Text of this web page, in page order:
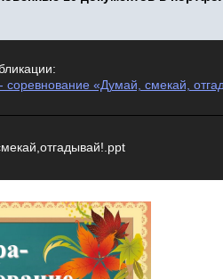
соревнование «Думай, смекай,